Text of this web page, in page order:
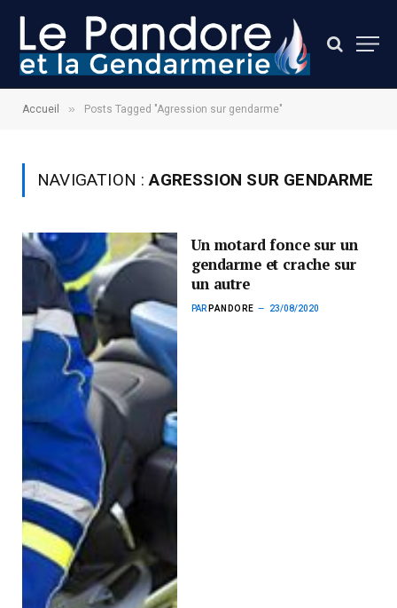
Accueil » Posts Tagged "Agression sur gendarme"
NAVIGATION :AGRESSION SUR GENDARME
Un motard fonce sur un
gendarme et crache sur
un autre
PAR PANDORE 23/08/2020